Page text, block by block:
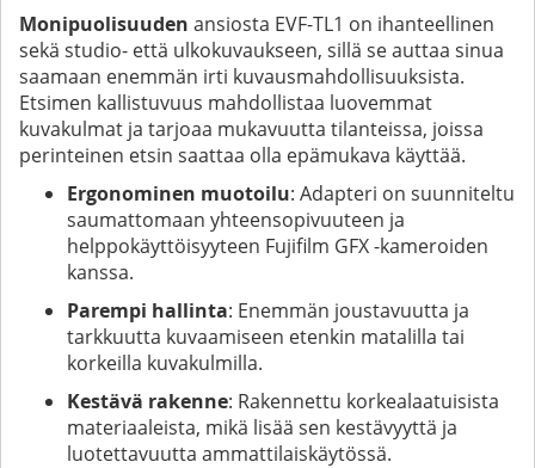
Monipuolisuuden ansiosta EVF-TL1 on ihanteellinen
sekä studio- että ulkokuvaukseen, sillä se auttaa sinua
saamaan enemmän irti kuvausmahdollisuuksista.
Etsimen kallistuvuus mahdollistaa luovemmat
kuvakulmat ja tarjoaa mukavuutta tilanteissa, joissa
perinteinen etsin saattaa olla epämukava käyttää.
Ergonominen muotoilu: Adapteri on suunniteltu
saumattomaan yhteensopivuuteen ja
helppokäyttöisyyteen Fujifilm GFX -kameroiden
kanssa.
Parempi hallinta: Enemmän joustavuutta ja
tarkkuutta kuvaamiseen etenkin matalilla tai
korkeilla kuvakulmilla.
Kestävä rakenne: Rakennettu korkealaatuisista
materiaaleista, mikä lisää sen kestävyyttä ja
luotettavuutta ammattilaiskäytössä.